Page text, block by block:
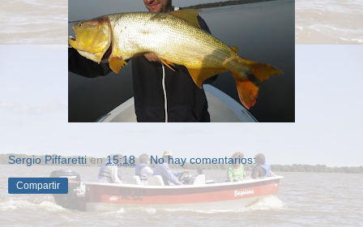
Sergio Piffaretti en15:18 No hay comentarios:
Compartir